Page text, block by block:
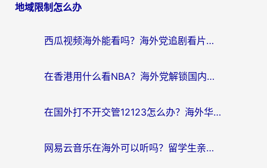
地域限制怎么办
西瓜视频海外能看吗？海外党追剧看片的终极解决方案来了
在香港用什么看NBA？海外党解锁国内体育直播的终极攻略
在国外打不开交管12123怎么办？海外华人必看的回国加速全攻略
网易云音乐在海外可以听吗？留学生亲测有效的回国加速方案